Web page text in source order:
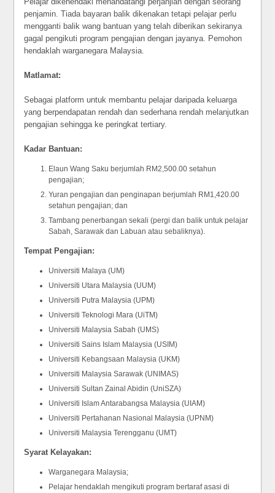
penjamin. Tiada bayaran balik dikenakan tetapi pelajar perlu
mengganti balik wang bantuan yang telah diberikan sekiranya
gagal pengikuti program pengajian dengan jayanya. Pemohon
hendaklah warganegara Malaysia.
Matlamat:
Sebagai platform untuk membantu pelajar daripada keluarga
yang berpendapatan rendah dan sederhana rendah melanjutkan
pengajian sehingga ke peringkat tertiary.
Kadar Bantuan:
Elaun Wang Saku berjumlah RM2,500.00 setahun
pengajian;
Yuran pengajian dan penginapan berjumlah RM1,420.00
setahun pengajian; dan
Tambang penerbangan sekali (pergi dan balik untuk pelajar
Sabah, Sarawak dan Labuan atau sebaliknya).
Tempat Pengajian:
Universiti Malaya (UM)
Universiti Utara Malaysia (UUM)
Universiti Putra Malaysia (UPM)
Universiti Teknologi Mara (UiTM)
Universiti Malaysia Sabah (UMS)
Universiti Sains Islam Malaysia (USIM)
Universiti Kebangsaan Malaysia (UKM)
Universiti Malaysia Sarawak (UNIMAS)
Universiti Sultan Zainal Abidin (UniSZA)
Universiti Islam Antarabangsa Malaysia (UIAM)
Universiti Pertahanan Nasional Malaysia (UPNM)
Universiti Malaysia Terengganu (UMT)
Syarat Kelayakan:
Warganegara Malaysia;
Pelajar hendaklah mengikuti program bertaraf asasi di